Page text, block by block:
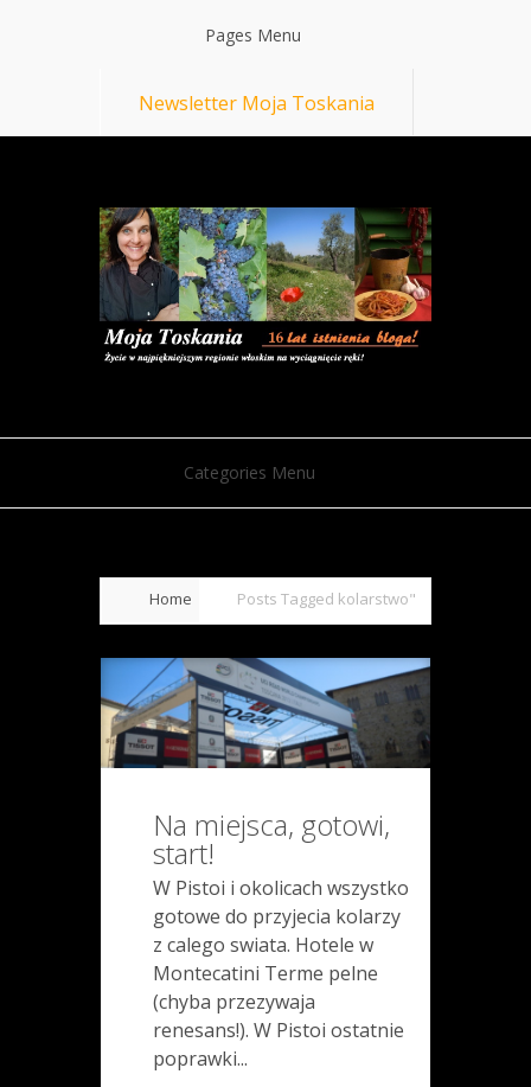
Pages Menu
Newsletter Moja Toskania
Categories Menu
Home Posts Tagged kolarstwo"
Na miejsca, gotowi,
start!
W Pistoi i okolicach wszystko
gotowe do przyjecia kolarzy
z calego swiata. Hotele w
Montecatini Terme pelne
(chyba przezywaja
renesans!). W Pistoi ostatnie
poprawki...